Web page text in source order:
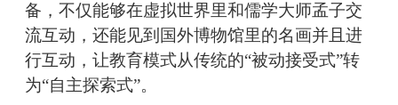
备，不仅能够在虚拟世界里和儒学大师孟子交
流互动，还能见到国外博物馆里的名画并且进
行互动，让教育模式从传统的“被动接受式”转
为“自主探索式”。